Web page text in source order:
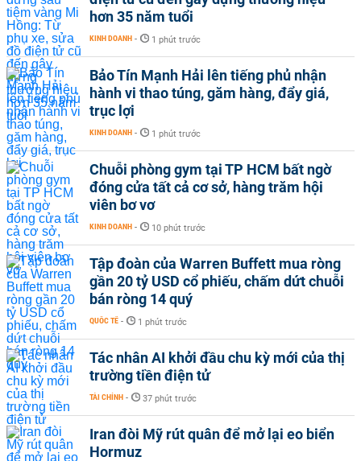
hơn 35 năm tuổi
KINH DOANH - 1 phút trước
Bảo Tín Mạnh Hải lên tiếng phủ nhận
hành vi thao túng, găm hàng, đẩy giá,
trục lợi
KINH DOANH - 1 phút trước
Chuỗi phòng gym tại TP HCM bất ngờ
đóng cửa tất cả cơ sở, hàng trăm hội
viên bơ vơ
KINH DOANH - 10 phút trước
Tập đoàn của Warren Buffett mua ròng
gần 20 tỷ USD cổ phiếu, chấm dứt chuỗi
bán ròng 14 quý
QUỐC TẾ - 1 phút trước
Tác nhân AI khởi đầu chu kỳ mới của thị
trường tiền điện tử
TÀI CHÍNH - 37 phút trước
Iran đòi Mỹ rút quân để mở lại eo biển
Hormuz